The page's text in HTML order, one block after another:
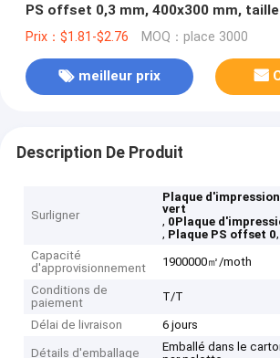
PS offset 0,3 mm, 400x300 mm,
Prix：$1.81-$2.76 MOQ：place 3000
meilleur prix
Description De Produit
Surligner
Plaque
vert
, 0Plaque
, Plaque PS offset 0
Capacité
d'approvisionnement
1900000㎡/moth
Conditions de
paiement
T/T
Délai de livraison 6 jours
Détails d'emballage
Emballé dans le